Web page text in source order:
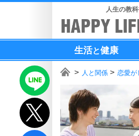
人生の教
生活と健康
人と関係 恋愛が